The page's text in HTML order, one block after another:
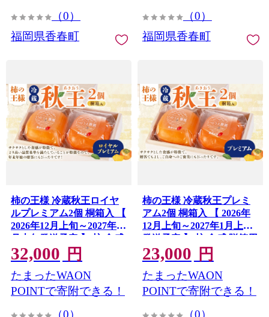
（0）
福岡県香春町
（0）
福岡県香春町
柿の王様 冷蔵秋王ロイヤ
ルプレミアム2個 桐箱入 【
2026年12月上旬～2027年1
月上旬発送予定 】 柿 食感
贈答用 ギフト プレゼント
贈答 長期保存 ロイヤルプ
レミアム 秋王 くだもの 果
物 フルーツ かき カキ 国産
32,000 円
たまったWAON
POINTで寄附できる！
柿の王様 冷蔵秋王プレミ
アム2個 桐箱入 【 2026年
12月上旬～2027年1月上旬
発送予定 】 柿 食感 贈答用
くだもの 果物 フルーツ か
き カキ 秋王 長期保存 贈答
プレゼント ギフト 国産 福
岡県産 プレミアム
23,000 円
たまったWAON
POINTで寄附できる！